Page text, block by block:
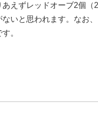
あえずレッドオーブ2個（
ないと思われます。なお
。